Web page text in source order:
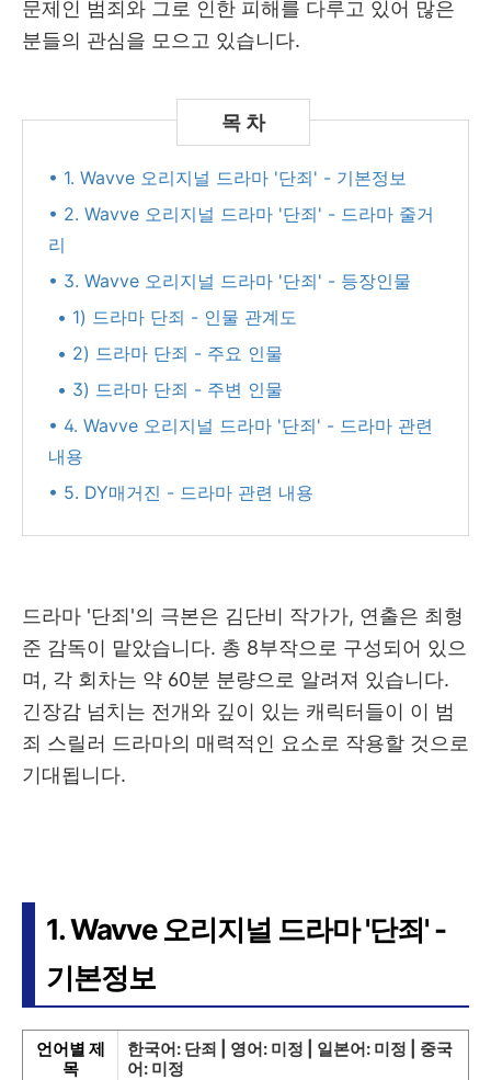
문제인 범죄와 그로 인한 피해를 다루고 있어 많은
분들의 관심을 모으고 있습니다.
• 1. Wavve 오리지널 드라마 '단죄' - 기본정보
• 2. Wavve 오리지널 드라마 '단죄' - 드라마 줄거
리
• 3. Wavve 오리지널 드라마 '단죄' - 등장인물
• 1) 드라마 단죄 - 인물 관계도
• 2) 드라마 단죄 - 주요 인물
• 3) 드라마 단죄 - 주변 인물
• 4. Wavve 오리지널 드라마 '단죄' - 드라마 관련
내용
• 5. DY매거진 - 드라마 관련 내용
드라마 '단죄'의 극본은 김단비 작가가, 연출은 최형
준 감독이 맡았습니다. 총 8부작으로 구성되어 있으
며, 각 회차는 약 60분 분량으로 알려져 있습니다.
긴장감 넘치는 전개와 깊이 있는 캐릭터들이 이 범
죄 스릴러 드라마의 매력적인 요소로 작용할 것으로
기대됩니다.
1. Wavve 오리지널 드라마 '단죄' -
기본정보
언어별 제
목
한국어: 단죄 | 영어: 미정 | 일본어: 미정 | 중국
어: 미정